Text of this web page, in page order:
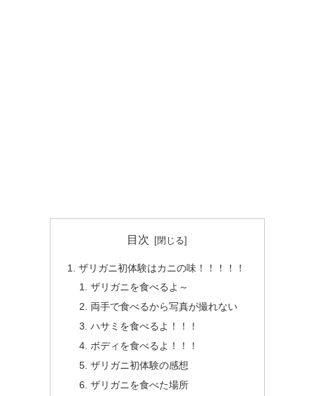
目次
ザリガニ初体験はカニの味！！！！！
ザリガニを食べるよ～
両手で食べるから写真が撮れない
ハサミを食べるよ！！！
ボディを食べるよ！！！
ザリガニ初体験の感想
ザリガニを食べた場所